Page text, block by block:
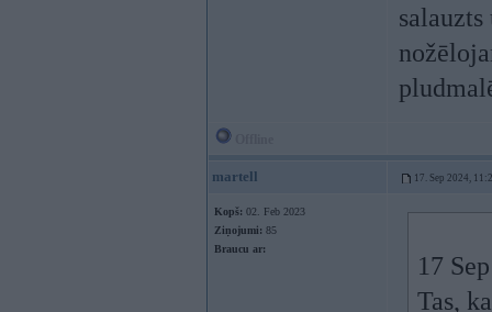
salauzts
martell 17. Sep 2024,
Kopš: 02. Feb 2023
Ziņojumi: 85
Braucu ar:
17
Tas,